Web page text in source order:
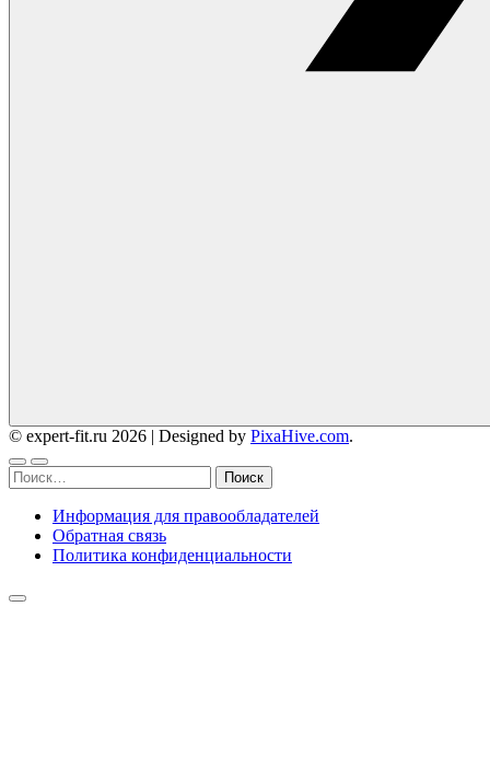
© expert-fit.ru 2026 | Designed by PixaHive.com.
Найти:
Информация для правообладателей
Обратная связь
Политика конфиденциальности